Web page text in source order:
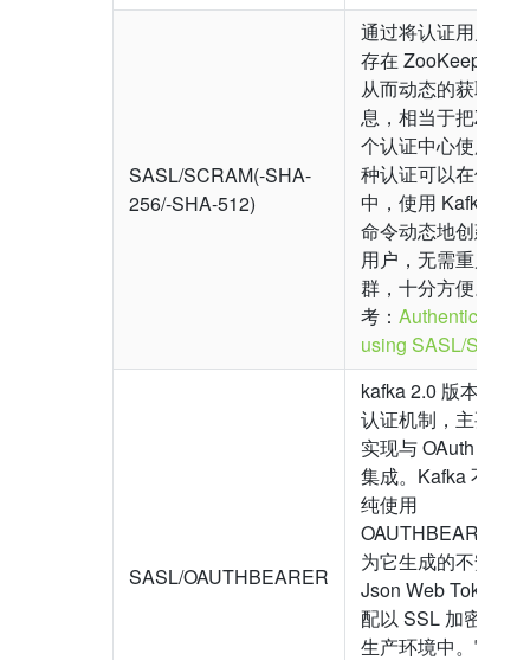
SASL/SCRAM(-SHA-
256/-SHA-512)
通过将认证用户信
存在 ZooKeeper 里
从而动态的获取用
息，相当于把ZK作
个认证中心使用了
种认证可以在使用
中，使用 Kafka 提
命令动态地创建和
用户，无需重启整
群，十分方便。官
考： Authentication
using SASL/
SASL/OAUTHBEARER
kafka 2.0 版本引入
认证机制，主要是
实现与 OAuth 2 框
集成。Kafka 不提
纯使用
OAUTHBEARER，
为它生成的不安全的
Json Web Token，
配以 SSL 加密才能
生产环境中。官方参